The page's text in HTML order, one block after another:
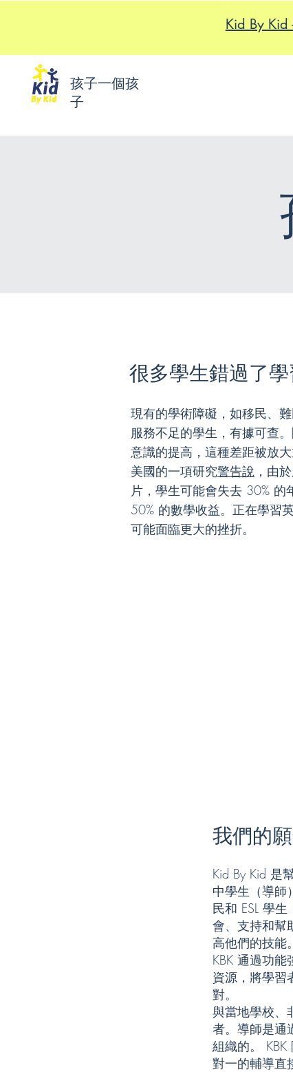
Kid By
孩子一個孩
子
我們的
Kid By Kid 是
中學生（導師
民和 ESL 學
會、支持和幫
高他們的技能。
KBK 通過功
資源，將學習
對。
與當地學校、
者。導師是通
組織的。
對一的輔導直
很多學生錯過了
現有的學術障礙，如移民、
服務不足的學生，有據可查
意識的提高，這種差距被放大
美國的一項研究警告說 ，由
片，學生可能會失去 30% 的
50% 的數學收益。正在學習
可能面臨更大的挫折。